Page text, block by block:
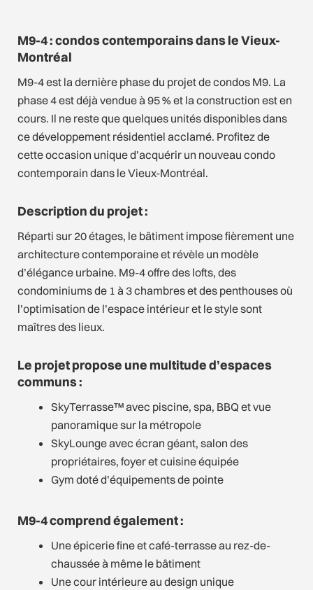
M9-4 : condos contemporains dans le Vieux-
Montréal
M9-4 est la dernière phase du projet de condos M9. La
phase 4 est déjà vendue à 95 % et la construction est en
cours. Il ne reste que quelques unités disponibles dans
ce développement résidentiel acclamé. Profitez de
cette occasion unique d’acquérir un nouveau condo
contemporain dans le Vieux-Montréal.
Description du projet :
Réparti sur 20 étages, le bâtiment impose fièrement une
architecture contemporaine et révèle un modèle
d’élégance urbaine. M9-4 offre des lofts, des
condominiums de 1 à 3 chambres et des penthouses où
l’optimisation de l’espace intérieur et le style sont
maîtres des lieux.
Le projet propose une multitude d’espaces
communs :
SkyTerrasse™ avec piscine, spa, BBQ et vue
panoramique sur la métropole
SkyLounge avec écran géant, salon des
propriétaires, foyer et cuisine équipée
Gym doté d’équipements de pointe
M9-4 comprend également :
Une épicerie fine et café-terrasse au rez-de-
chaussée à même le bâtiment
Une cour intérieure au design unique